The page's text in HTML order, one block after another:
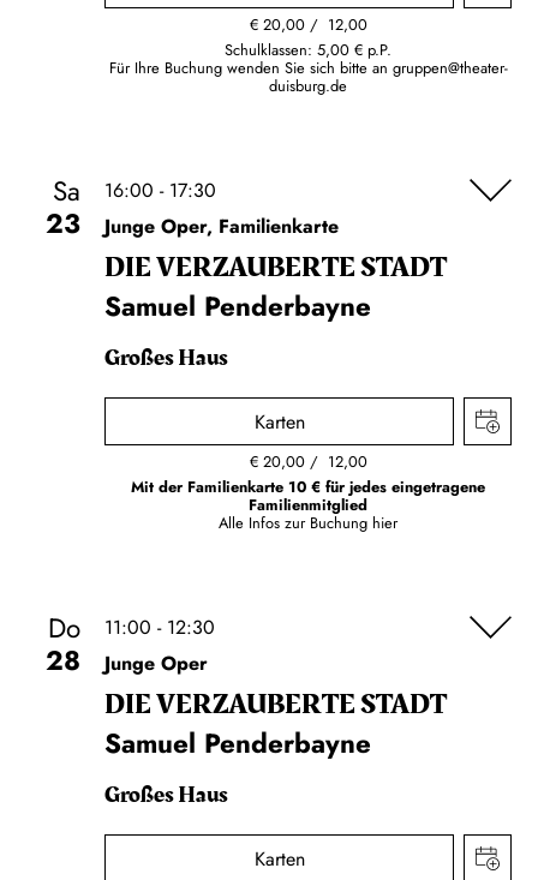
€ 20,00
12,00
Schulklassen: 5,00 € p.P.
Für Ihre Buchung wenden Sie sich bitte an gruppen@theater-
duisburg.de
Sa
23
16:00 - 17:30
Junge Oper, Familienkarte
DIE VERZAUBERTE STADT
Samuel Penderbayne
Großes Haus
Karten
€ 20,00
12,00
Mit der Familienkarte 10 € für jedes eingetragene
Familienmitglied
Alle Infos zur Buchung hier
Do
28
11:00 - 12:30
Junge Oper
DIE VERZAUBERTE STADT
Samuel Penderbayne
Großes Haus
Karten